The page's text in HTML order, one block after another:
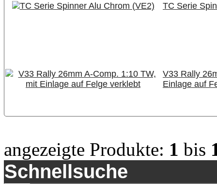
TC Serie
V33 Rally
Einlage auf
angezeigte Produkte: 1 bis
Schnellsuche